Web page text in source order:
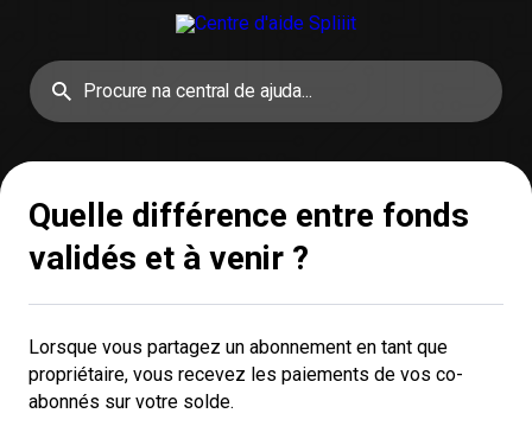
Quelle différence entre fonds
validés et à venir ?
Lorsque vous partagez un abonnement en tant que
propriétaire, vous recevez les paiements de vos co-
abonnés sur votre solde.